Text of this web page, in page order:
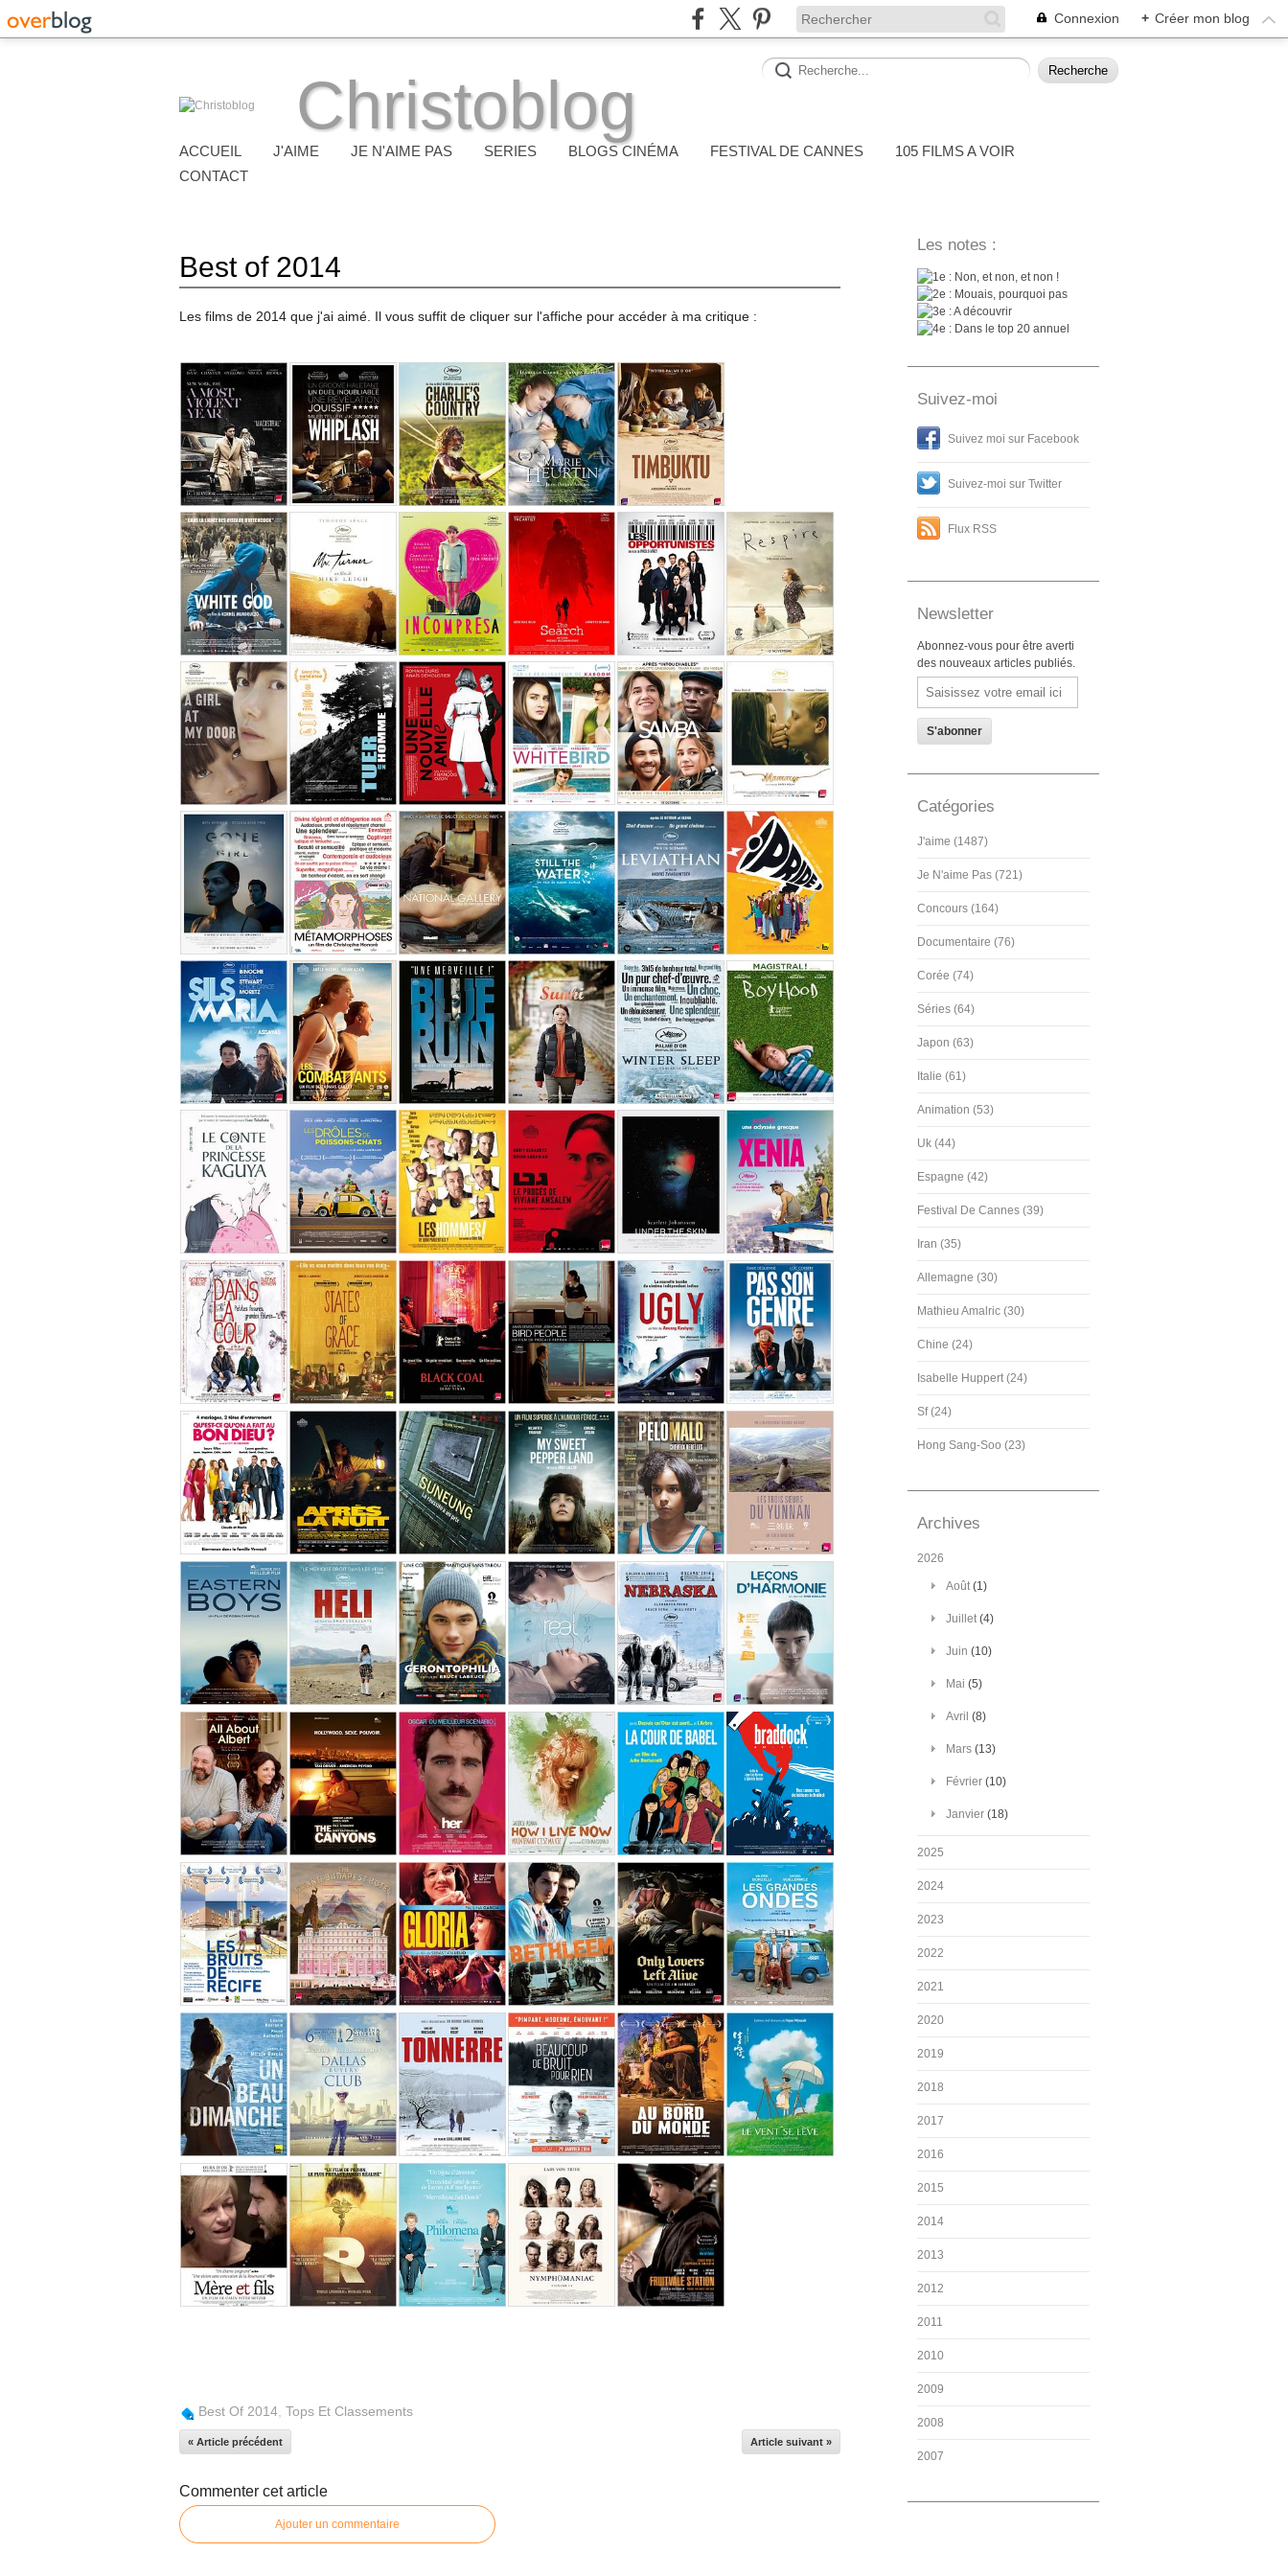
Connexion + Créer mon blog
Christoblog
ACCUEIL J'AIME JE N'AIME PAS SERIES BLOGS CINÉMA FESTIVAL DE CANNES
105 FILMS A VOIR
CONTACT
Best of 2014
Les films de 2014 que j'ai aimé. Il vous suffit de cliquer sur l'affiche pour accéder à ma critique :
Best Of 2014 Tops Et Classements
« Article précédent Article suivant »
Commenter cet article
Ajouter un commentaire
Les notes :
: Non, et non, et non !
: Mouais, pourquoi pas
: A découvrir
: Dans le top 20 annuel
Suivez-moi
Suivez moi sur Facebook
Suivez-moi sur Twitter
Flux RSS
Newsletter
Abonnez-vous pour être averti
des nouveaux articles publiés.
Email
Catégories
J'aime (1487)
Je N'aime Pas (721)
Concours (164)
Documentaire (76)
Corée (74)
Séries (64)
Japon (63)
Italie (61)
Animation (53)
Uk (44)
Espagne (42)
Festival De Cannes (39)
Iran (35)
Allemagne (30)
Mathieu Amalric (30)
Chine (24)
Isabelle Huppert (24)
Sf (24)
Hong Sang-Soo (23)
Archives
2026
Août(1)
Juillet(4)
Juin (10)
Mai (5)
Avril (8)
Mars (13)
Février (10)
Janvier (18)
2025
2024
2023
2022
2021
2020
2019
2018
2017
2016
2015
2014
2013
2012
2011
2010
2009
2008
2007